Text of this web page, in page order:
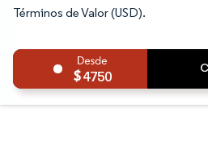
Términos de Valor (USD).
4750